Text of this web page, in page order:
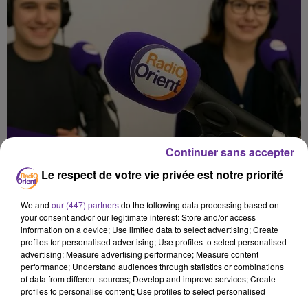
Le respect de votre vie privée est notre priorité
We and our (447) partnersdo the following data processing based on
your consent and/or our legitimate interest: Store and/or access
information on a device; Use limited data to select advertising; Create
profiles for personalised advertising; Use profiles to select personalised
advertising; Measure advertising performance; Measure content
performance; Understand audiences through statistics or combinations
of data from different sources; Develop and improve services; Create
profiles to personalise content; Use profiles to select personalised
Continuer sans accepter